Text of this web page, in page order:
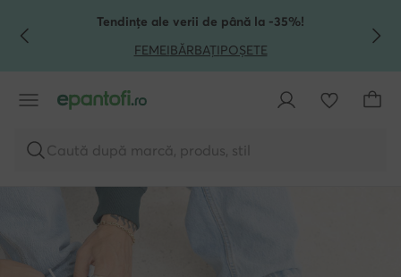
TRECI LA CONȚINUTUL PRINCIPAL
MERGI LA CĂUTARETendințe ale verii de până la -35%!
FEMEIBĂRBAȚIPOȘETE
Caută după marcă, produs, stil